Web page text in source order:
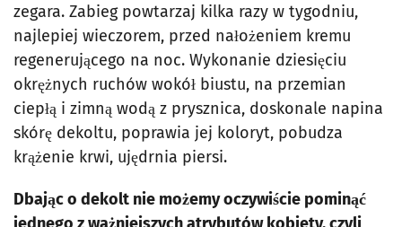
zegara. Zabieg powtarzaj kilka razy w tygodniu,
najlepiej wieczorem, przed nałożeniem kremu
regenerującego na noc. Wykonanie dziesięciu
okrężnych ruchów wokół biustu, na przemian
ciepłą i zimną wodą z prysznica, doskonale napina
skórę dekoltu, poprawia jej koloryt, pobudza
krążenie krwi, ujędrnia piersi.
Dbając o dekolt nie możemy oczywiście pominąć